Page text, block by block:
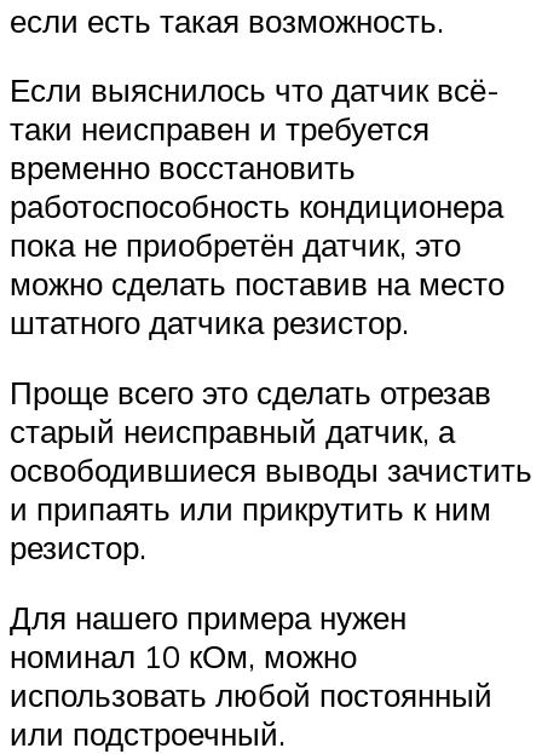
если есть такая возможность.
Если выяснилось что датчик всё-
таки неисправен и требуется
временно восстановить
работоспособность кондиционера
пока не приобретён датчик, это
можно сделать поставив на место
штатного датчика резистор.
Проще всего это сделать отрезав
старый неисправный датчик, а
освободившиеся выводы зачистить
и припаять или прикрутить к ним
резистор.
Для нашего примера нужен
номинал 10 кОм, можно
использовать любой постоянный
или подстроечный.